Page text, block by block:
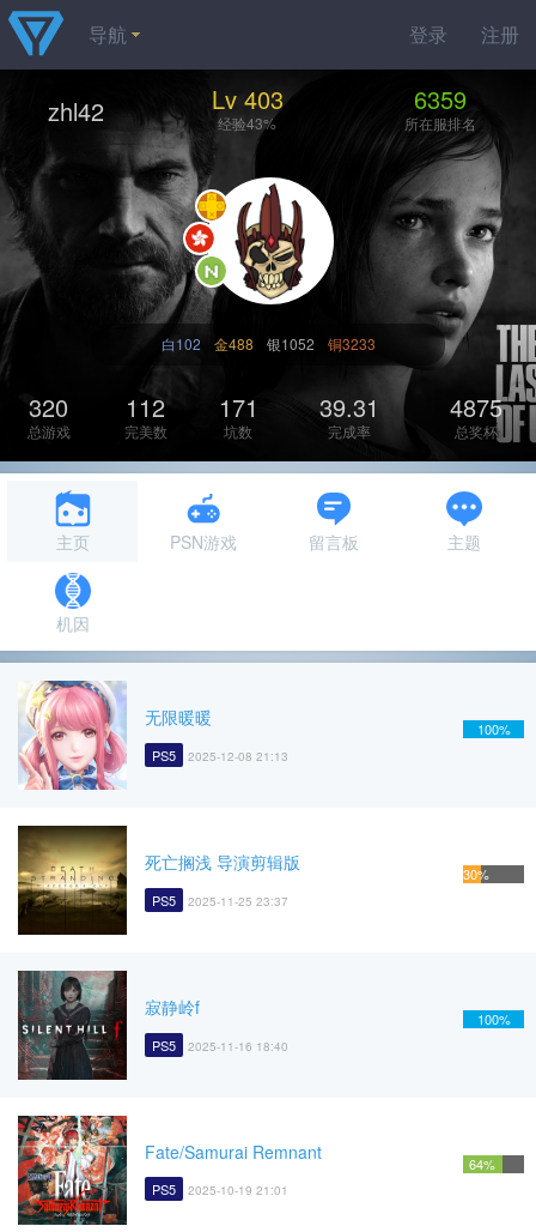
登录 注册
导航
zhl42 Lv 403
经验43%
6359
所在服排名
白102 金488 银1052 铜3233
320
总游戏
112
完美数
171
坑数
39.31
完成率
4875
总奖杯
主页 PSN游戏 留言板 主题
机因
无限暖暖
PS5 2025-12-08 21:13
100%
死亡搁浅 导演剪辑版
PS5 2025-11-25 23:37
30%
寂静岭f
PS5 2025-11-16 18:40
100%
Fate/Samurai Remnant
PS5 2025-10-19 21:01
64%